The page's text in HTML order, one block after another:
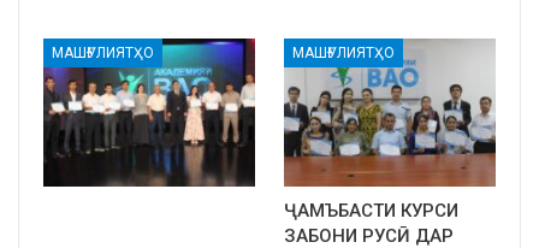
МАШҒУЛИЯТҲО МАШҒУЛИЯТҲО
ҶАМЪБАСТИ КУРСИ
ЗАБОНИ РУСӢ ДАР